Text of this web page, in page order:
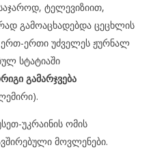
ტელევიზიით,
გამოაცხადებდა ცეცხლის
ერთ-ერთი უძველეს ჟურნალ
სტატიაში
გამარჯვება
უკრაინის ომის
მოვლენები.